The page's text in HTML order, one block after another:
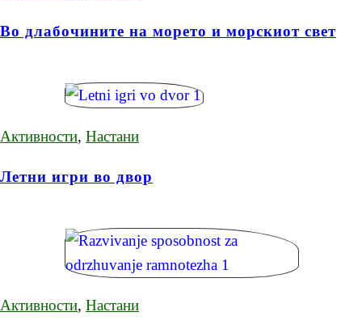
Во длабочините на морето и морскиот свет
Активности, Настани
Летни игри во двор
Активности, Настани